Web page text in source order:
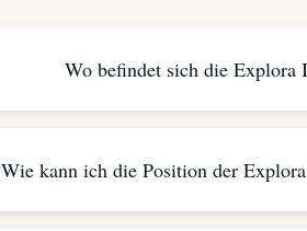
Wo befindet sich die Explora
Wie kann ich die Position der